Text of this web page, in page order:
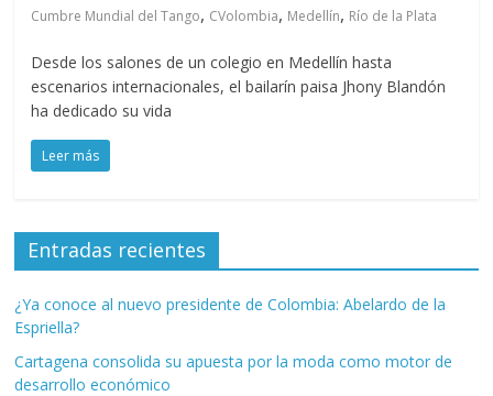
Cumbre Mundial del Tango, CVolombia, Medellín, Río de la Plata
Desde los salones de un colegio en Medellín hasta
escenarios internacionales, el bailarín paisa Jhony Blandón
ha dedicado su vida
Leer más
Entradas recientes
¿Ya conoce al nuevo presidente de Colombia: Abelardo de la
Espriella?
Cartagena consolida su apuesta por la moda como motor de
desarrollo económico